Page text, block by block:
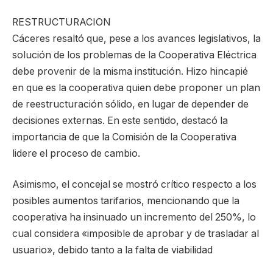
RESTRUCTURACION
Cáceres resaltó que, pese a los avances legislativos, la
solución de los problemas de la Cooperativa Eléctrica
debe provenir de la misma institución. Hizo hincapié
en que es la cooperativa quien debe proponer un plan
de reestructuración sólido, en lugar de depender de
decisiones externas. En este sentido, destacó la
importancia de que la Comisión de la Cooperativa
lidere el proceso de cambio.
Asimismo, el concejal se mostró crítico respecto a los
posibles aumentos tarifarios, mencionando que la
cooperativa ha insinuado un incremento del 250%, lo
cual considera «imposible de aprobar y de trasladar al
usuario», debido tanto a la falta de viabilidad